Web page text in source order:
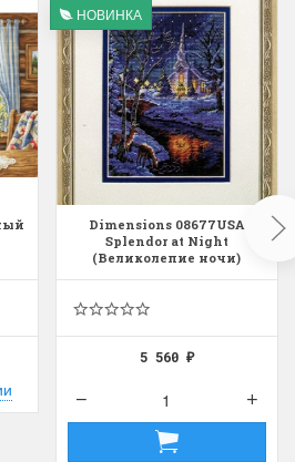
НОВИНКА
Dimensions 08677USA
Splendor at Night
(Великолепие ночи)
5 560₽